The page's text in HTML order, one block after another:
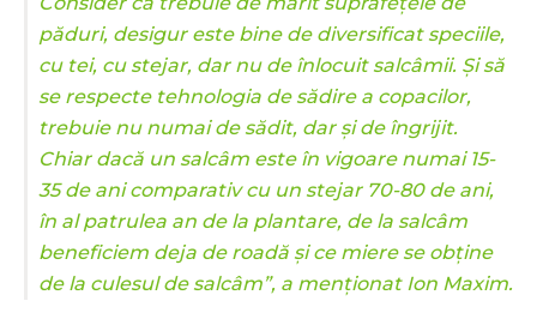
păduri, desigur este bine de diversificat speciile,
cu tei, cu stejar, dar nu de înlocuit salcâmii. Și să
se respecte tehnologia de sădire a copacilor,
trebuie nu numai de sădit, dar și de îngrijit.
Chiar dacă un salcâm este în vigoare numai 15-
35 de ani comparativ cu un stejar 70-80 de ani,
în al patrulea an de la plantare, de la salcâm
beneficiem deja de roadă și ce miere se obține
de la culesul de salcâm”, a menționat Ion Maxim.